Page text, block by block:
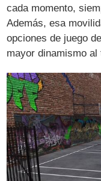
cada momento,
Además, esa
opciones de juego
mayor dinamismo al